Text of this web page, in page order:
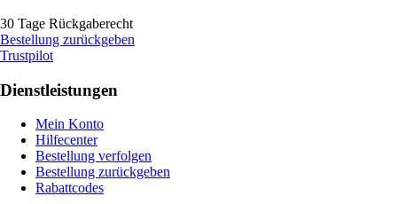
30 Tage Rückgaberecht
Bestellung zurückgeben
Trustpilot
Dienstleistungen
Mein Konto
Hilfecenter
Bestellung verfolgen
Bestellung zurückgeben
Rabattcodes